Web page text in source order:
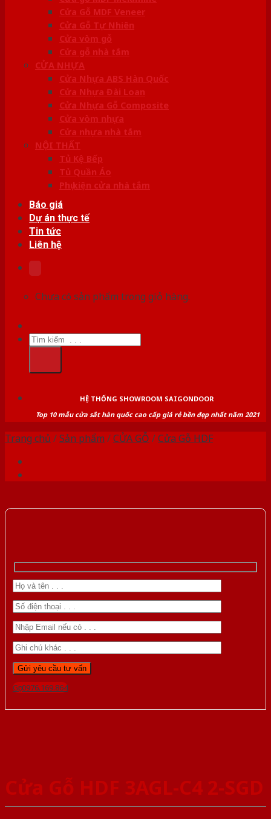
Cửa Gỗ MDF Veneer
Cửa Gỗ Tự Nhiên
Cửa vòm gỗ
Cửa gỗ nhà tắm
CỬA NHỰA
Cửa Nhựa ABS Hàn Quốc
Cửa Nhựa Đài Loan
Cửa Nhựa Gỗ Composite
Cửa vòm nhựa
Cửa nhựa nhà tắm
NỘI THẤT
Tủ Kệ Bếp
Tủ Quần Áo
Phụ kiện cửa nhà tắm
Báo giá
Dự án thực tế
Tin tức
Liên hệ
Chưa có sản phẩm trong giỏ hàng.
Tìm
kiếm:
HỆ THỐNG SHOWROOM SAIGONDOOR
Top 10 mẫu cửa sắt hàn quốc cao cấp giá rẻ bền đẹp nhất năm 2021
Trang chủ /Sản phẩm /CỬA GỖ /Cửa Gỗ HDF
Gọi 0976.169.864
Cửa Gỗ HDF 3AGL-C4 2-SGD